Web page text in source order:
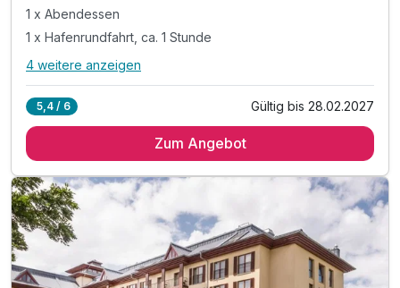
1 x Abendessen
1 x Hafenrundfahrt, ca. 1 Stunde
Alle Inklusivleistungen
2 x reichhaltiges Buffet Frühstück
1 x Hafenrundfahrt, ca. 1 Stunde
1 x Flasche Hauswein für die Zeit zu Zweit
1 x Flasche Wasser auf dem Zimmer
inkl. Hausschuhe (Slipper) für die Kinder
inkl. W-LAN Nutzung
4 weitere anzeigen
5,4 / 6 Gültig bis 28.02.2027
Zum Angebot